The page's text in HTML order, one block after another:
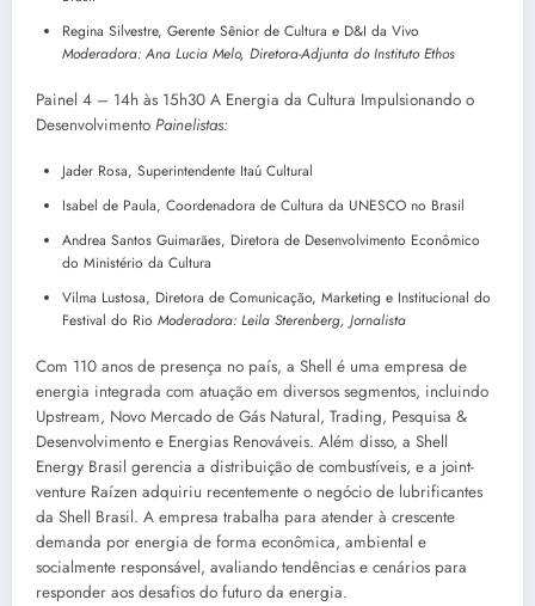
Regina Silvestre, Gerente Sênior de Cultura e D&I da Vivo
Moderadora: Ana Lucia Melo, Diretora-Adjunta do Instituto Ethos
Painel 4 – 14h às 15h30 A Energia da Cultura Impulsionando o
Desenvolvimento Painelistas:
Jader Rosa, Superintendente Itaú Cultural
Isabel de Paula, Coordenadora de Cultura da UNESCO no Brasil
Andrea Santos Guimarães, Diretora de Desenvolvimento Econômico
do Ministério da Cultura
Vilma Lustosa, Diretora de Comunicação, Marketing e Institucional do
Festival do Rio Moderadora: Leila Sterenberg, Jornalista
Com 110 anos de presença no país, a Shell é uma empresa de
energia integrada com atuação em diversos segmentos, incluindo
Upstream, Novo Mercado de Gás Natural, Trading, Pesquisa &
Desenvolvimento e Energias Renováveis. Além disso, a Shell
Energy Brasil gerencia a distribuição de combustíveis, e a joint-
venture Raízen adquiriu recentemente o negócio de lubrificantes
da Shell Brasil. A empresa trabalha para atender à crescente
demanda por energia de forma econômica, ambiental e
socialmente responsável, avaliando tendências e cenários para
responder aos desafios do futuro da energia.